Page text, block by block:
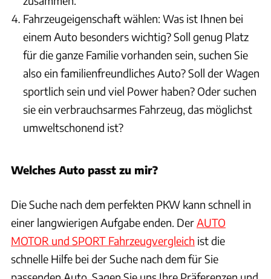
Fahrzeugeigenschaft wählen: Was ist Ihnen bei
einem Auto besonders wichtig? Soll genug Platz
für die ganze Familie vorhanden sein, suchen Sie
also ein familienfreundliches Auto? Soll der Wagen
sportlich sein und viel Power haben? Oder suchen
sie ein verbrauchsarmes Fahrzeug, das möglichst
umweltschonend ist?
Welches Auto passt zu mir?
Die Suche nach dem perfekten PKW kann schnell in
einer langwierigen Aufgabe enden. DerAUTO
MOTOR und SPORT Fahrzeugvergleich ist die
schnelle Hilfe bei der Suche nach dem für Sie